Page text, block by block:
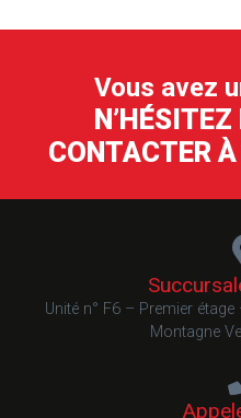
Vous avez
CONTACTER
Unité n° F6 – Premier
Montagne